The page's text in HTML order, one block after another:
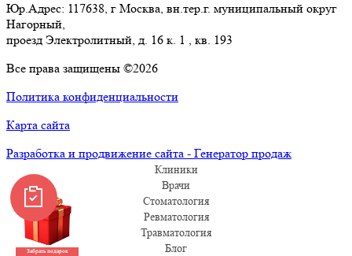
Юр.Адрес: 117638, г Москва, вн.тер.г. муниципальный округ
Нагорный,
проезд Электролитный, д. 16 к. 1 , кв. 193
Все права защищены ©2026
Политика конфиденциальности
Карта сайта
Разработка и продвижение сайта - Генератор продаж
Клиники
Врачи
Стоматология
Ревматология
Травматология
Блог
Забрать подарок